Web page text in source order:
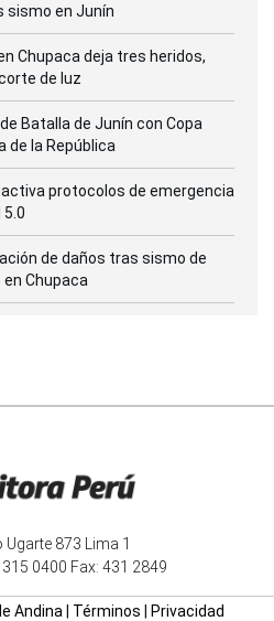
sismo en Junín
Chupaca deja tres heridos,
de luz
Batalla de Junín con Copa
de la República
protocolos de emergencia
de daños tras sismo de
Chupaca
873 Lima 1
0400 Fax: 431 2849
Andina Términos Privacidad